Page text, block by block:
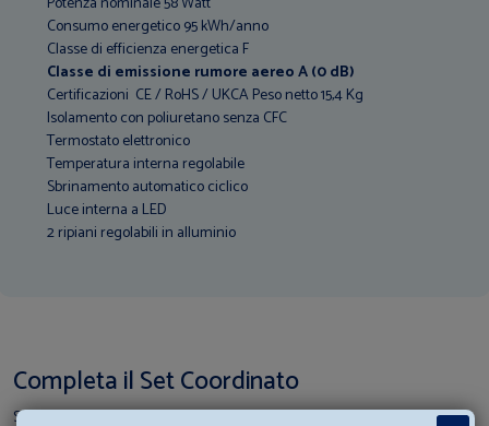
Consumo energetico 95 kWh/anno
Classe di efficienza energetica F
Classe di emissione rumore aereo A (0 dB)
Certificazioni CE / RoHS / UKCA Peso netto 15,4 Kg
Isolamento con poliuretano senza CFC
Termostato elettronico
Temperatura interna regolabile
Sbrinamento automatico ciclico
Luce interna a LED
2 ripiani regolabili in alluminio
Completa il Set Coordinato
Scopri i prodotti per creare il tuo set